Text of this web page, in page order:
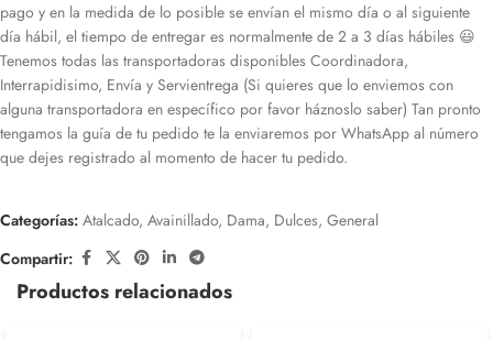
pago y en la medida de lo posible se envían el mismo día o al siguiente
día hábil, el tiempo de entregar es normalmente de 2 a 3 días hábiles 😃
Tenemos todas las transportadoras disponibles Coordinadora,
Interrapidisimo, Envía y Servientrega (Si quieres que lo enviemos con
alguna transportadora en específico por favor háznoslo saber) Tan pronto
tengamos la guía de tu pedido te la enviaremos por WhatsApp al número
que dejes registrado al momento de hacer tu pedido.
Categorías: Atalcado, Avainillado, Dama, Dulces, General
Compartir:
Productos relacionados